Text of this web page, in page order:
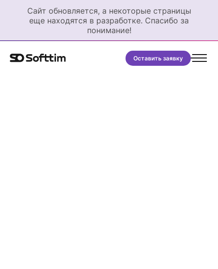
Сайт обновляется, а некоторые страницы
еще находятся в разработке. Спасибо за
понимание!
Оставить заявку